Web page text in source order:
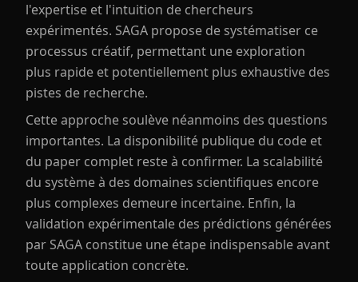
l'expertise et l'intuition de chercheurs
expérimentés. SAGA propose de systématiser ce
processus créatif, permettant une exploration
plus rapide et potentiellement plus exhaustive des
pistes de recherche.
Cette approche soulève néanmoins des questions
importantes. La disponibilité publique du code et
du paper complet reste à confirmer. La scalabilité
du système à des domaines scientifiques encore
plus complexes demeure incertaine. Enfin, la
validation expérimentale des prédictions générées
par SAGA constitue une étape indispensable avant
toute application concrète.